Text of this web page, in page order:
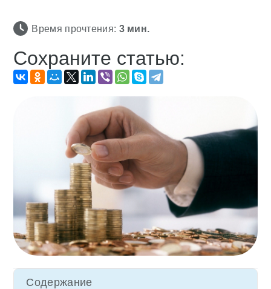
Время прочтения: 3мин.
Сохраните статью:
Содержание